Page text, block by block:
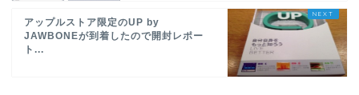
アップルストア限定のUP by
JAWBONEが到着したので開封レポー
ト...